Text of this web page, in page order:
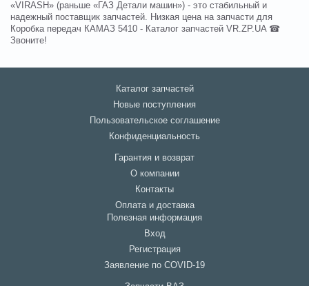
«VIRASH» (раньше «ГАЗ Детали машин») - это стабильный и
надежный поставщик запчастей. Низкая цена на запчасти для
Коробка передач КАМАЗ 5410 - Каталог запчастей VR.ZP.UA ☎
Звоните!
Каталог запчастей
Новые поступления
Пользовательское соглашение
Конфиденциальность
Гарантия и возврат
О компании
Контакты
Оплата и доставка
Полезная информация
Вход
Регистрация
Заявление по COVID-19